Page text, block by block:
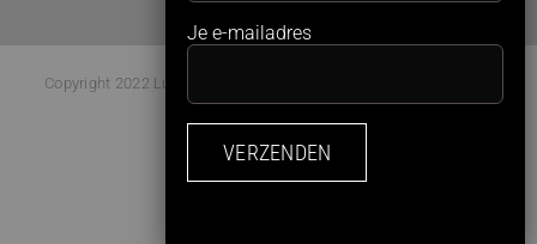
Copyright 2022 Luxury Gardens Magazine | All Rights Reserved |
Webdesign:Studio Kaboem!
Facebook
Instagram
Je e-mailadres